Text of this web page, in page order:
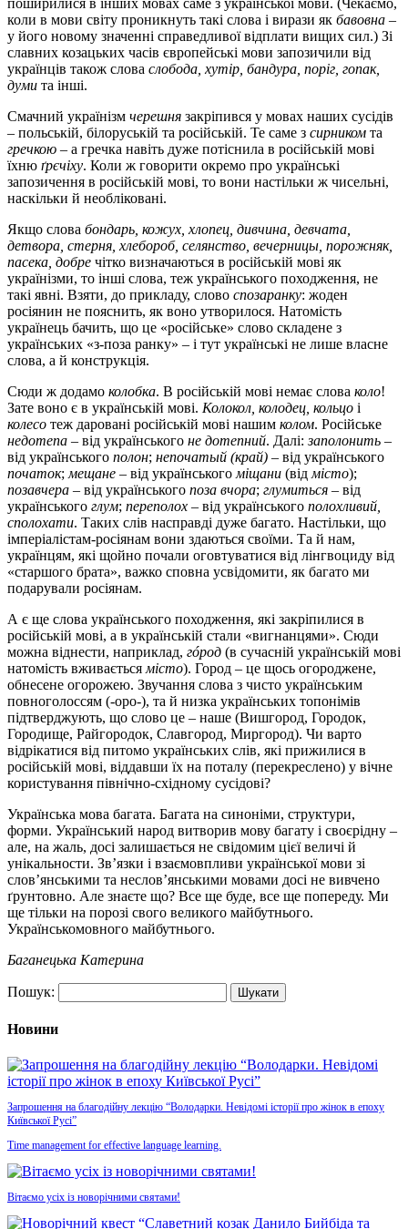
коли в мови світу проникнуть такі слова і вирази як бавовна –
у його новому значенні справедливої відплати вищих сил.) Зі
славних козацьких часів європейські мови запозичили від
українців також слова слобода, хутір, бандура, поріг, гопак,
думи та інші.
Смачний українізм черешня закріпився у мовах наших сусідів
– польській, білоруській та російській. Те саме з сирником та
гречкою – а гречка навіть дуже потіснила в російській мові
їхню ґрєчіху. Коли ж говорити окремо про українські
запозичення в російській мові, то вони настільки ж чисельні,
наскільки й необліковані.
Якщо слова бондарь, кожух, хлопец, дивчина, девчата,
детвора, стерня, хлебороб, селянство, вечерницы, порожняк,
пасека, добре чітко визначаються в російській мові як
українізми, то інші слова, теж українського походження, не
такі явні. Взяти, до прикладу, слово спозаранку: жоден
росіянин не пояснить, як воно утворилося. Натомість
українець бачить, що це «російське» слово складене з
українських «з-поза ранку» – і тут українські не лише власне
слова, а й конструкція.
Сюди ж додамо колобка. В російській мові немає слова коло!
Зате воно є в українській мові. Колокол, колодец, кольцо і
колесо теж даровані російській мові нашим колом. Російське
недотепа – від українського не дотепний. Далі:заполонить –
від українського полон; непочатый (край) – від українського
початок; мещане – від українського міщани (від місто);
позавчера – від українського поза вчора; глумиться – від
українського глум; переполох – від українського полохливий,
сполохати. Таких слів насправді дуже багато. Настільки, що
імперіалістам-росіянам вони здаються своїми. Та й нам,
українцям, які щойно почали оговтуватися від лінгвоциду від
«старшого брата», важко сповна усвідомити, як багато ми
подарували росіянам.
А є ще слова українського походження, які закріпилися в
російській мові, а в українській стали «вигнанцями». Сюди
можна віднести, наприклад, гóрод (в сучасній українській мові
натомість вживається місто). Город – це щось огороджене,
обнесене огорожею. Звучання слова з чисто українським
повноголоссям (-оро-), та й низка українських топонімів
підтверджують, що слово це – наше (Вишгород, Городок,
Городище, Райгородок, Славгород, Миргород). Чи варто
відрікатися від питомо українських слів, які прижилися в
російській мові, віддавши їх на поталу (перекреслено) у вічне
користування північно-східному сусідові?
Українська мова багата. Багата на синоніми, структури,
форми. Український народ витворив мову багату і своєрідну –
але, на жаль, досі залишається не свідомим цієї величі й
унікальности. Зв’язки і взаємовпливи української мови зі
слов’янськими та неслов’янськими мовами досі не вивчено
ґрунтовно. Але знаєте що? Все ще буде, все ще попереду. Ми
ще тільки на порозі свого великого майбутнього.
Українськомовного майбутнього.
Баганецька Катерина
Пошук:
Новини
Запрошення на благодійну лекцію “Володарки. Невідомі історії про жінок в епоху
Київської Русі”
Time management for effective language learning.
Вітаємо усіх із новорічними святами!